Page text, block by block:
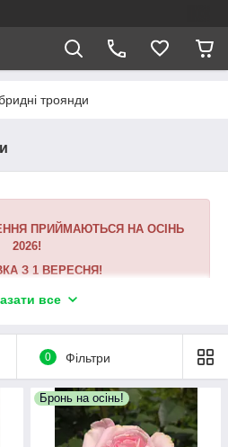
троянди
ПРИЙМАЮТЬСЯ НА ОСІНЬ
2026!
З 1 ВЕРЕСНЯ!
замовлення складає 450
або відправки замовлення
передоплата 200 грн., резерв
не буде внесена оплата або
анулюється.
все
0 Фільтри
Бронь на осінь!